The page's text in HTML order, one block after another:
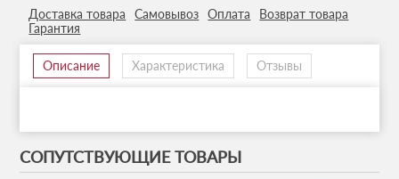
Доставка товара Самовывоз Оплата
Возврат товара
Гарантия
Описание Характеристика Отзывы
СОПУТСТВУЮЩИЕ ТОВАРЫ